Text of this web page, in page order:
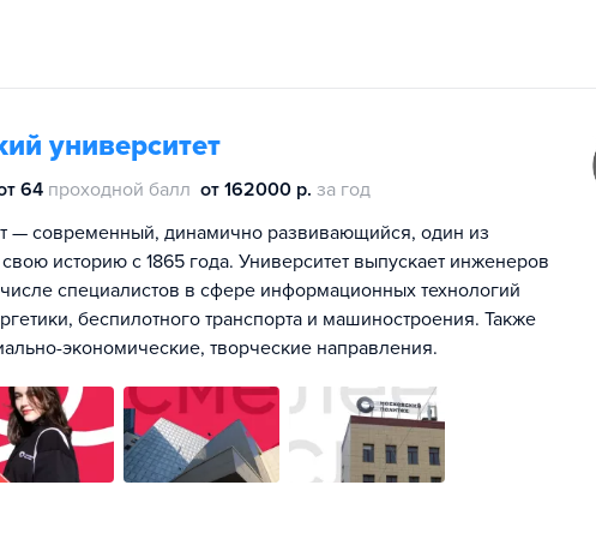
университет
64 проходной балл от 162000 р. за год
— современный, динамично развивающийся, один из
историю с 1865 года. Университет выпускает инженеров
специалистов в сфере информационных технологий
беспилотного транспорта и машиностроения. Также
экономические, творческие направления.